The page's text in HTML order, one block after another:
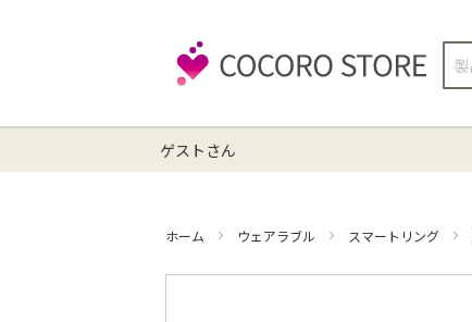
検
ゲストさん
ホーム ウェアラブル スマートリング